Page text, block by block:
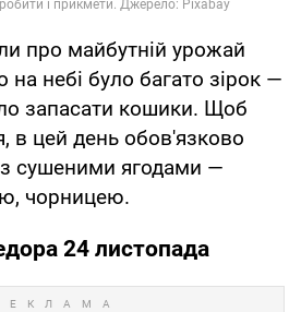
про майбутній урожай
на небі було багато зірок —
запасати кошики. Щоб
в цей день обов'язково
сушеними ягодами —
чорницею.
24 листопада